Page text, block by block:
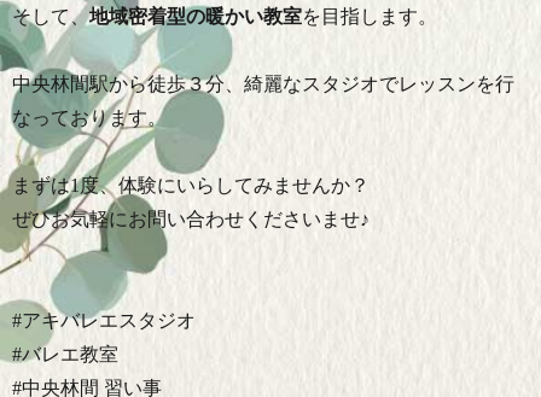
そして、地域密着型の暖かい教室を目指します。
中央林間駅から徒歩３分、綺麗なスタジオでレッスンを行
なっております。
まずは1度、体験にいらしてみませんか？
ぜひお気軽にお問い合わせくださいませ♪
#アキバレエスタジオ
#バレエ教室
#中央林間 習い事